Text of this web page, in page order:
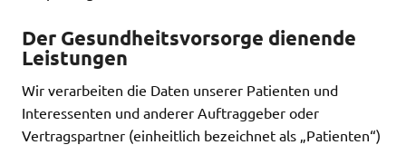
Der Gesundheitsvorsorge dienende
Leistungen
Wir verarbeiten die Daten unserer Patienten und
Interessenten und anderer Auftraggeber oder
Vertragspartner (einheitlich bezeichnet als „Patienten“)